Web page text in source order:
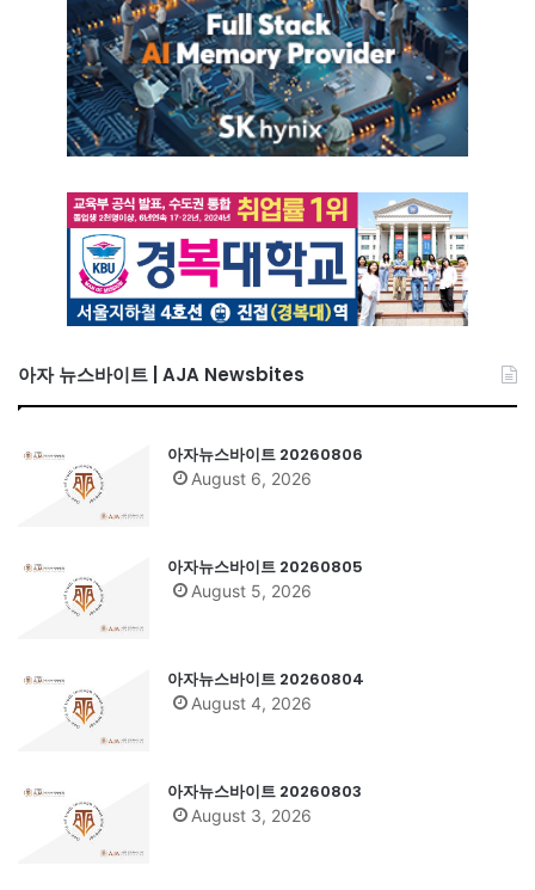
아자 뉴스바이트 | AJA Newsbites
아자뉴스바이트 20260806
August 6, 2026
아자뉴스바이트 20260805
August 5, 2026
아자뉴스바이트 20260804
August 4, 2026
아자뉴스바이트 20260803
August 3, 2026